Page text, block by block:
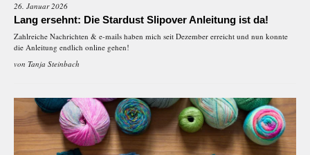
26. Januar 2026
Lang ersehnt: Die Stardust Slipover Anleitung ist da!
Zahlreiche Nachrichten & e-mails haben mich seit Dezember erreicht und nun konnte
die Anleitung endlich online gehen!
von Tanja Steinbach